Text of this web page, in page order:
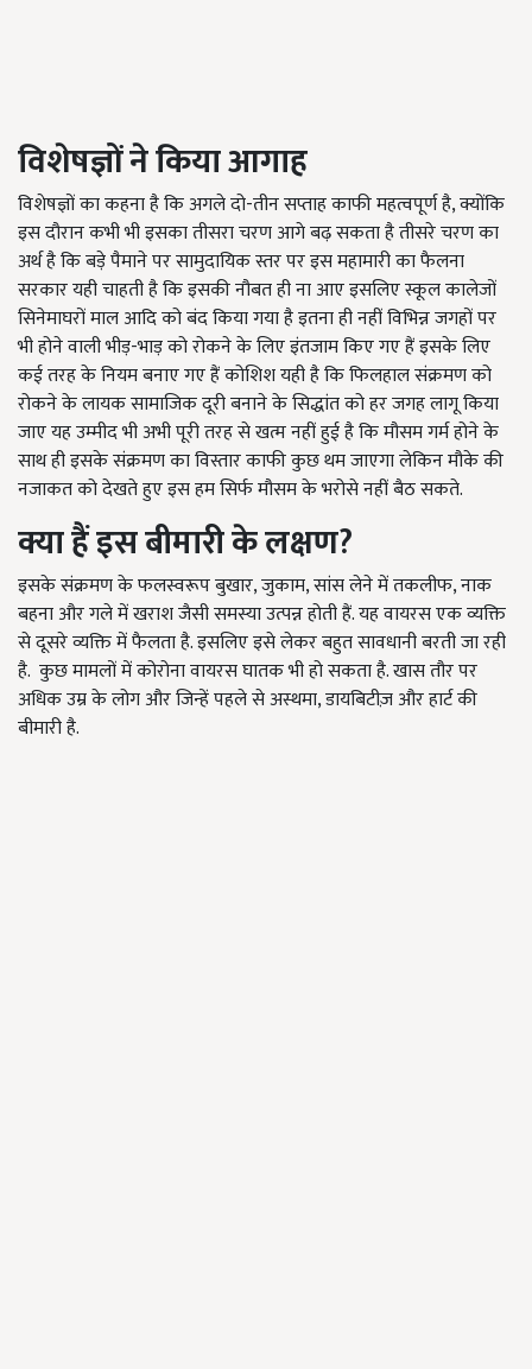
विशेषज्ञोंने किया आगाह
विशेषज्ञों का कहना है कि अगले दो-तीन सप्ताह काफी महत्वपूर्ण है, क्योंकि
इस दौरान कभी भी इसका तीसरा चरण आगे बढ़ सकता है तीसरे चरण का
अर्थ है कि बड़े पैमाने पर सामुदायिक स्तर पर इस महामारी का फैलना
सरकार यही चाहती है कि इसकी नौबत ही ना आए इसलिए स्कूल कालेजों
सिनेमाघरों माल आदि को बंद किया गया है इतना ही नहीं विभिन्न जगहों पर
भी होने वाली भीड़-भाड़ को रोकने के लिए इंतजाम किए गए हैं इसके लिए
कई तरह के नियम बनाए गए हैं कोशिश यही है कि फिलहाल संक्रमण को
रोकने के लायक सामाजिक दूरी बनाने के सिद्धांत को हर जगह लागू किया
जाए यह उम्मीद भी अभी पूरी तरह से खत्म नहीं हुई है कि मौसम गर्म होने के
साथ ही इसके संक्रमण का विस्तार काफी कुछ थम जाएगा लेकिन मौके की
नजाकत को देखते हुए इस हम सिर्फ मौसम के भरोसे नहीं बैठ सकते.
क्या हैं इस बीमारी के लक्षण?
इसके संक्रमण के फलस्वरूप बुखार, जुकाम, सांस लेने में तकलीफ, नाक
बहना और गले में खराश जैसी समस्या उत्पन्न होती हैं. यह वायरस एक व्यक्ति
से दूसरे व्यक्ति में फैलता है. इसलिए इसे लेकर बहुत सावधानी बरती जा रही
है. कुछ मामलों में कोरोना वायरस घातक भी हो सकता है. खास तौर पर
अधिक उम्र के लोग और जिन्हें पहले से अस्थमा, डायबिटीज़ और हार्ट की
बीमारी है.